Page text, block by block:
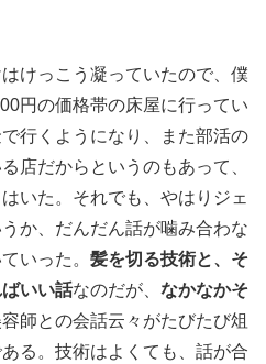
けっこう凝っていたので、僕
円の価格帯の床屋に行ってい
行くようになり、また部活の
店だからというのもあって、
いた。それでも、やはりジェ
か、だんだん話が噛み合わな
いった。 髪を切る技術と、そ
いい話なのだが、 なかなかそ
師との会話云々がたびたび俎
る。技術はよくても、話が合